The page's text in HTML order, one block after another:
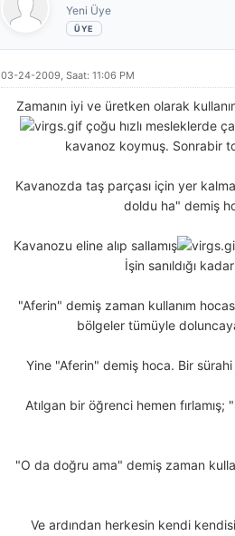
Yeni Üye
03-24-2009, Saat: 11:06 PM
Zamanın iyi ve üretken olarak
çoğu hızlı mesleklerde
kavanoz koymuş. Sonrabir
Kavanozda taş parçası için yer
doldu ha" demiş
Kavanozu eline alıp sallamış
İşin sanıldığı
"Aferin" demiş zaman kullanım
bölgeler tümüyle
Yine "Aferin" demiş hoca. Bir sürahi
Atılgan bir öğrenci hemen
"O da doğru ama" demiş zaman
Ve ardından herkesin kendi